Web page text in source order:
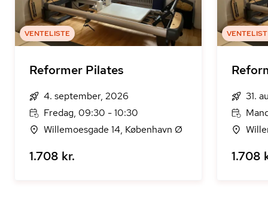
VENTELISTE
Reformer Pilates
4. september, 2026
Fredag, 09:30 - 10:30
Willemoesgade 14, København Ø
1.708 kr.
31.
1.708